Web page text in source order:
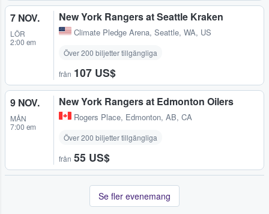
7 NOV.
LÖR
2:00 em
New York Rangers at Seattle Kraken
Climate Pledge Arena, Seattle, WA, US
Över 200 biljetter tillgängliga
från 107 US$
9 NOV.
MÅN
7:00 em
New York Rangers at Edmonton Oilers
Rogers Place, Edmonton, AB, CA
Över 200 biljetter tillgängliga
från 55 US$
Se fler evenemang